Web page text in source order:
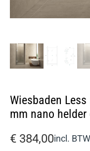
Wiesbaden
mm nano
€ 384,00incl. BTW